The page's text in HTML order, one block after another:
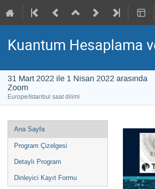
Kuantum Hesaplama
31 Mart 2022 ile 1 Nisan 2022 arasında
Zoom
Europe/Istanbul saat dilimi
Event
menu
Ana Sayfa
Program Çizelgesi
Detaylı Program
Dinleyici Kayıt Formu